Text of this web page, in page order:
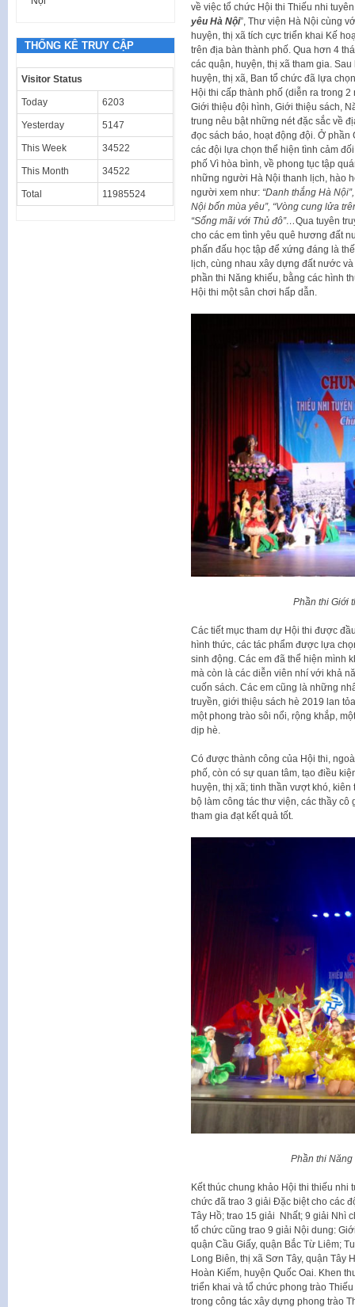
về việc tổ chức Hội thi Thiếu nhi
yêu Hà Nội”, Thư viện Hà Nội cùng
huyện, thị xã tích cực triển khai Kế
trên địa bàn thành phố. Qua hơn 4
các quận, huyện, thị xã tham gia.
huyện, thị xã, Ban tổ chức đã lựa
Hội thi cấp thành phố (diễn ra trong
Giới thiệu đội hình, Giới thiệu sách,
trung nêu bật những nét đặc sắc về
đọc sách báo, hoạt động đội. Ở
các đội lựa chọn thể hiện tình cảm
phố Vì hòa bình, về phong tục tập
những người Hà Nội thanh lịch, hào
người xem như: “Danh thắng Hà
Nội bốn mùa yêu”, “Vòng cung lửa
“Sống mãi với Thủ đô”…Qua tuyên
cho các em tình yêu quê hương đất
phấn đấu học tập để xứng đáng là
lịch, cùng nhau xây dựng đất nước
phần thi Năng khiếu, bằng các hình
Hội thi một sân chơi hấp dẫn.
Phần thi Giới
Các tiết mục tham dự Hội thi được
hình thức, các tác phẩm được lựa
sinh động. Các em đã thể hiện mình
mà còn là các diễn viên nhí với khả
cuốn sách. Các em cũng là những
truyền, giới thiệu sách hè 2019 lan
một phong trào sôi nổi, rộng khắp,
dịp hè.
Có được thành công của Hội thi,
phố, còn có sự quan tâm, tạo điều
huyện, thị xã; tinh thần vượt khó,
bộ làm công tác thư viện, các thầy
tham gia đạt kết quả tốt.
Phần thi
Kết thúc chung khảo Hội thi thiếu nhi
chức đã trao 3 giải Đặc biệt cho các
Tây Hồ; trao 15 giải Nhất; 9 giải Nhì
tổ chức cũng trao 9 giải Nội dung:
quận Cầu Giấy, quận Bắc Từ Liêm;
Long Biên, thị xã Sơn Tây, quận Tây
Hoàn Kiếm, huyện Quốc Oai. Khen
triển khai và tổ chức phong trào
trong công tác xây dựng phong trào
THỐNG KÊ TRUY CẬP
Visitor Status
Today 6203
Yesterday 5147
This Week 34522
This Month 34522
Total 11985524